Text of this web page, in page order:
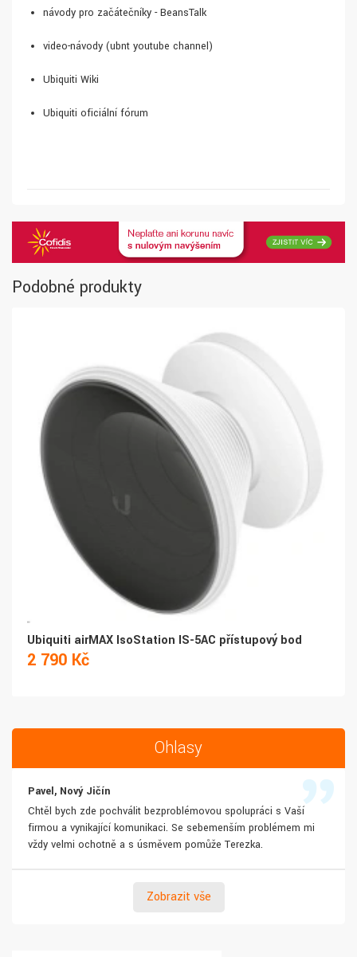
návody pro začátečníky - BeansTalk
video-návody (ubnt youtube channel)
Ubiquiti Wiki
Ubiquiti oficiální fórum
Podobné produkty
Ubiquiti airMAX IsoStation IS-5AC přístupový bod
2 790 Kč
Ohlasy
Pavel, Nový Jičín
Chtěl bych zde pochválit bezproblémovou spolupráci s Vaší
firmou a vynikající komunikaci. Se sebemenším problémem mi
vždy velmi ochotně a s úsměvem pomůže Terezka.
Zobrazit vše